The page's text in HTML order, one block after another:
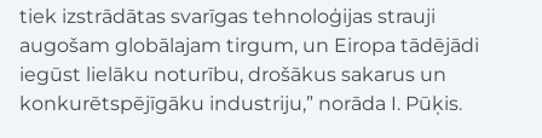
tiek izstrādātas svarīgas tehnoloģijas strauji
augošam globālajam tirgum, un Eiropa tādējādi
iegūst lielāku noturību, drošākus sakarus un
konkurētspējīgāku industriju,” norāda I. Pūķis.